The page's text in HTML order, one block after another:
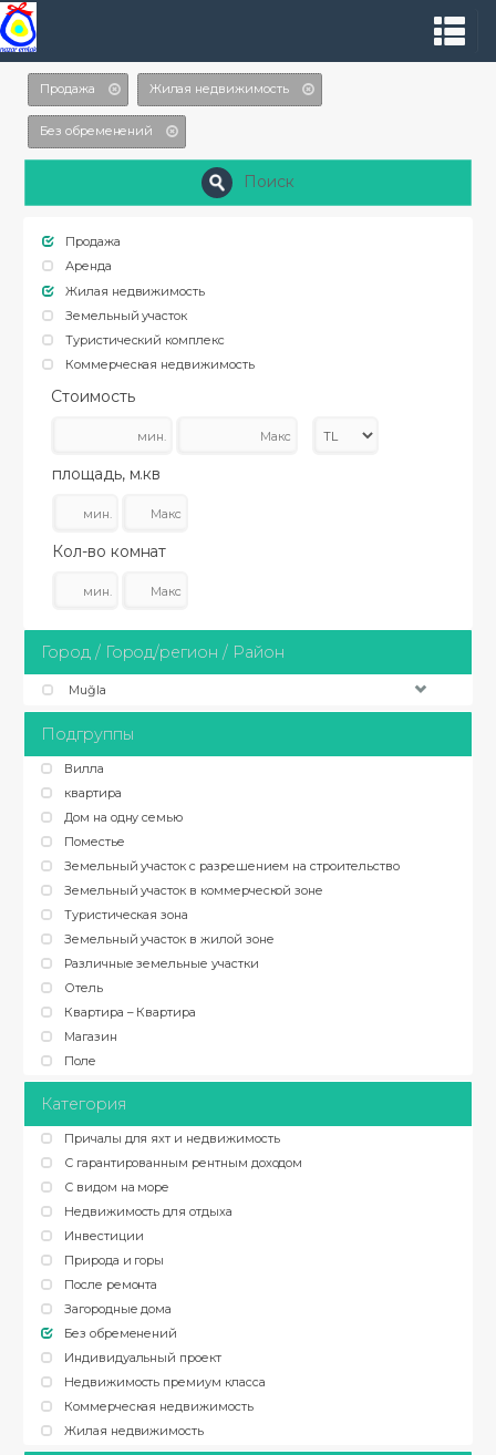
Продажа Жилая недвижимость
Без обременений
Поиск
Продажа
Аренда
Жилая недвижимость
Земельный участок
Туристический комплекс
Коммерческая недвижимость
Стоимость
площадь, м.кв
Кол-во комнат
Город / Город/регион / Район
Muğla
Подгруппы
Вилла
квартира
Дом на одну семью
Поместье
Земельный участок с разрешением на строительство
Земельный участок в коммерческой зоне
Туристическая зона
Земельный участок в жилой зоне
Различные земельные участки
Отель
Квартира – Квартира
Магазин
Поле
Категория
Причалы для яхт и недвижимость
С гарантированным рентным доходом
С видом на море
Недвижимость для отдыха
Инвестиции
Природа и горы
После ремонта
Загородные дома
Без обременений
Индивидуальный проект
Недвижимость премиум класса
Коммерческая недвижимость
Жилая недвижимость